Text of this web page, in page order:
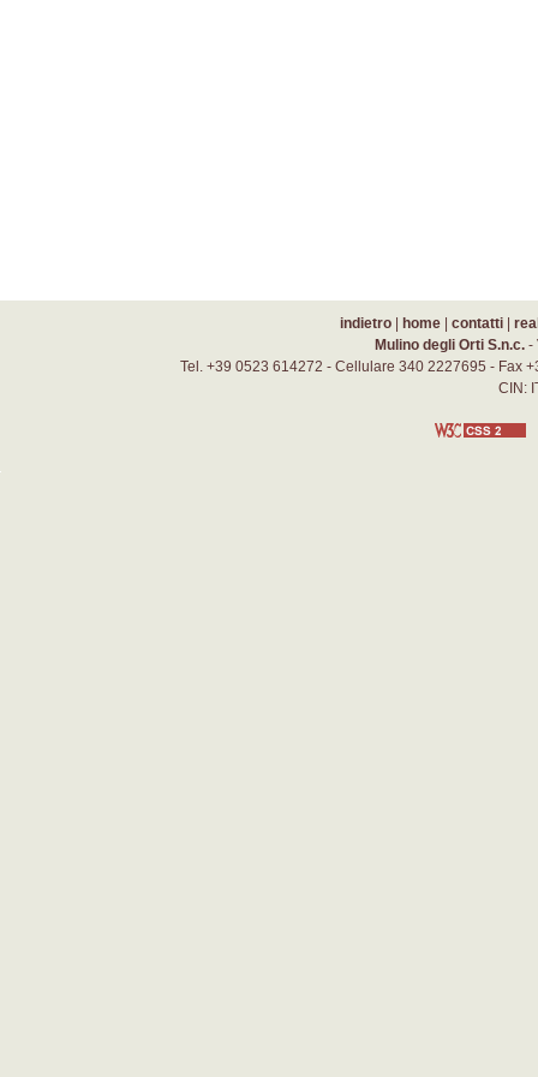
indietro| home| contatti|
Mulino degli Orti S.n.c. -
Tel. +39 0523 614272 - Cellulare 340 2227695 - Fax
CIN: